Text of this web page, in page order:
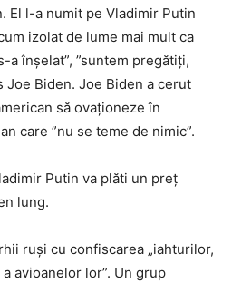
El l-a numit pe Vladimir Putin
izolat de lume mai mult ca
a înşelat”, ”suntem pregătiţi,
Joe Biden. Joe Biden a cerut
să ovaţioneze în
care ”nu se teme de nimic”.
Putin va plăti un preţ
lung.
ruşi cu confiscarea „iahturilor,
avioanelor lor”. Un grup